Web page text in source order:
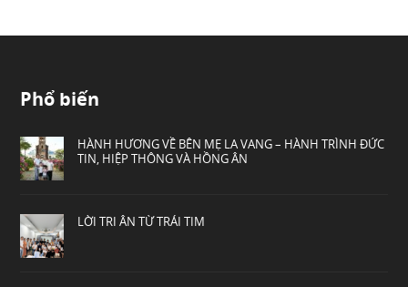
Phổ biến
HÀNH HƯƠNG VỀ BÊN MẸ LA VANG – HÀNH TRÌNH ĐỨC
TIN, HIỆP THÔNG VÀ HỒNG ÂN
LỜI TRI ÂN TỪ TRÁI TIM